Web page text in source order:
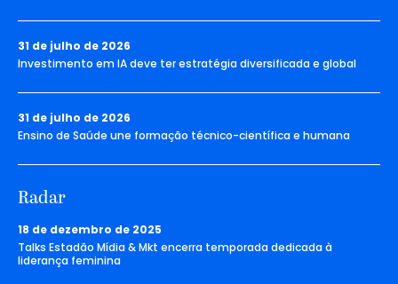
31 de julho de 2026
Investimento em IA deve ter estratégia diversificada e global
31 de julho de 2026
Ensino de Saúde une formação técnico-científica e humana
Radar
18 de dezembro de 2025
Talks Estadão Mídia & Mkt encerra temporada dedicada à
liderança feminina